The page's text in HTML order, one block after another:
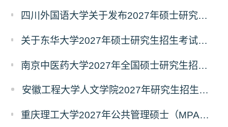
四川外国语大学关于发布2027年硕士研究生招生考试自命题科目大纲的公告
关于东华大学2027年硕士研究生招生考试（初试）招生目录拟调整公告（一）
南京中医药大学2027年全国硕士研究生招生考试初试自命题科目考试内容及参考书目
安徽工程大学人文学院2027年研究生招生简章
重庆理工大学2027年公共管理硕士（MPA）专业学位研究生（双证）报考